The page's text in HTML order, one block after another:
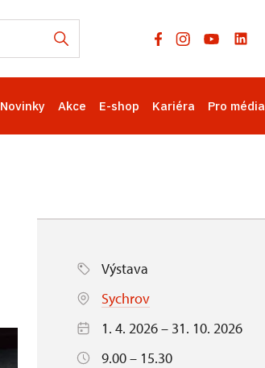
Novinky Akce E-shop Kariéra Pro média
Výstava
Sychrov
1. 4. 2026 – 31. 10. 2026
9.00 – 15.30